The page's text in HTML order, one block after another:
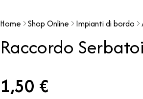
Home Shop Online Impianti di bordo
Raccordo
1,50 €